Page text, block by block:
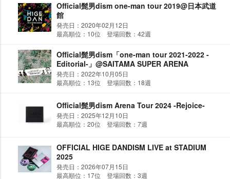
Official髭男dism one-man tour 2019@日本武道
館
発売日：2020年02月12日
最高順位：10位 登場回数：42週
Official髭男dism「one-man tour 2021-2022 -
Editorial-」@SAITAMA SUPER ARENA
発売日：2022年10月05日
最高順位：13位 登場回数：18週
Official髭男dism Arena Tour 2024 -Rejoice-
発売日：2025年12月10日
最高順位：20位 登場回数：7週
OFFICIAL HIGE DANDISM LIVE at STADIUM
2025
発売日：2026年07月15日
最高順位：17位 登場回数：3週